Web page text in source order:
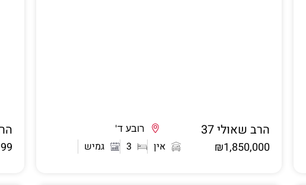
הרב שאולי 37 רובע ד'
₪1,850,000 אין 3 גמיש